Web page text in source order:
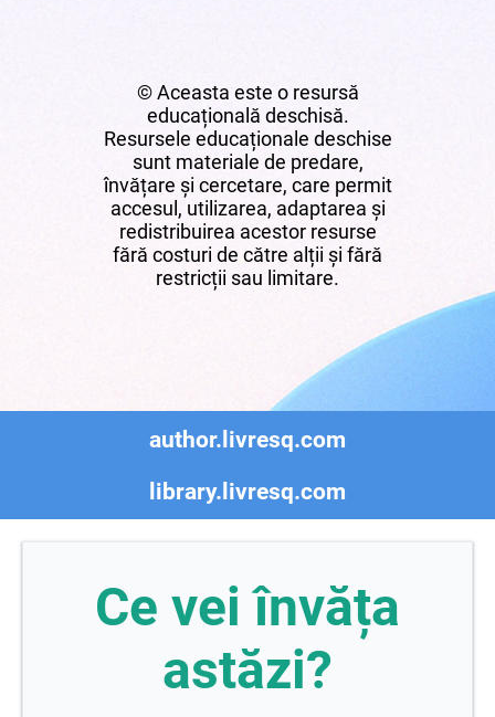
© Aceasta este o resursă
educațională deschisă.
Resursele educaționale deschise
sunt materiale de predare,
învățare și cercetare, care permit
accesul, utilizarea, adaptarea și
redistribuirea acestor resurse
fără costuri de către alții și fără
restricții sau limitare.
author.livresq.com
library.livresq.com
Ce vei învăța
astăzi?